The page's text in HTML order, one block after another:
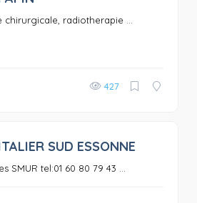
radiotherapie ...
427
0
SUD ESSONNE
SMUR tel:01 60 80 79 43 ...